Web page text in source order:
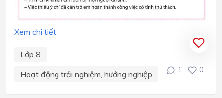
Xem chi tiết
Lớp 8
Hoạt động trải nghiệm, hướng nghiệp
1 0